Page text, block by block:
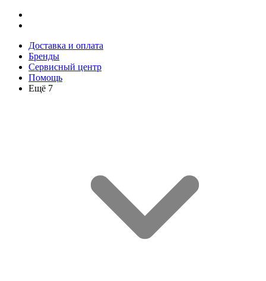
Доставка и оплата
Бренды
Сервисный центр
Помощь
Ещё 7